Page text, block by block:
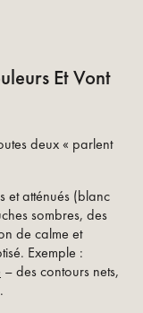
Et Vont
deux « parlent
et atténués (blanc
sombres, des
de calme et
Exemple :
– des contours nets,